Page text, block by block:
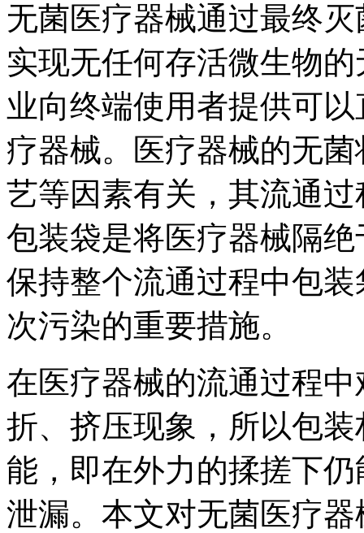
无菌医疗器械通过最终
实现无任何存活微生物
业向终端使用者提供可
疗器械。医疗器械的无
艺等因素有关，其流通
包装袋是将医疗器械隔
保持整个流通过程中包
次污染的重要措施。
在医疗器械的流通过程
折、挤压现象，所以包
能，即在外力的揉搓下
泄漏。本文对无菌医疗